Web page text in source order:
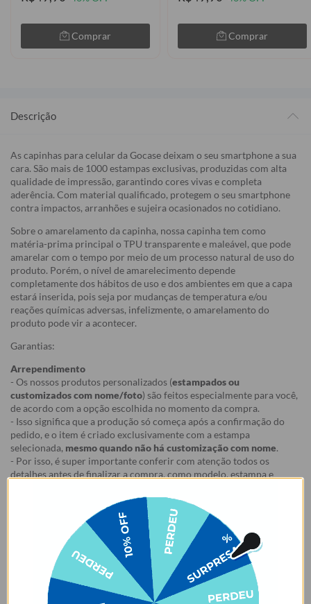
Comprar Comprar
Descrição
As capinhas para celular da Gocase deixam o seu smartphone a sua
cara. São mais de 1000 estampas exclusivas, produzidas com alta
qualidade de impressão, garantindo cores vivas e completa
aderência. Com material qualificado, protegem o seu smartphone
contra impactos, arranhões e sujeira ocasionados no cotidiano.
Sobre o amarelamento da capinha, nossa capinha tem como
matéria-prima principal o TPU transparente e maleável, que pode
amarelar com o tempo por meio de um processo natural de uso do
produto. Porém, o nível de amarelecimento depende
completamente dos hábitos de uso e dos ambientes em que a capa
estará inserida, pois seja por mudanças de temperatura e/ou
reações químicas adversas, infelizmente, o amarelamento do
produto pode vir a acontecer.
Garantias:
Arrependimento
- Os nossos produtos personalizados (estampados ou
customizados com nome/foto) são feitos especialmente para você,
de acordo com a opção escolhida no momento da compra.
- Isso significa que a produção só começa após a confirmação do
pedido, e o item é criado exclusivamente com a estampa
selecionada, mesmo quando não há customização com nome.
- Por isso, é super importante conferir com atenção todos os
detalhes antes de finalizar a compra, como modelo, estampa e
- Após o início da produção,
não é possível realizar
cancelamentos ou alterações
, pois o produto não pode retornar
- Descascamento: 6 meses;
- Amarelamento: 6 meses;